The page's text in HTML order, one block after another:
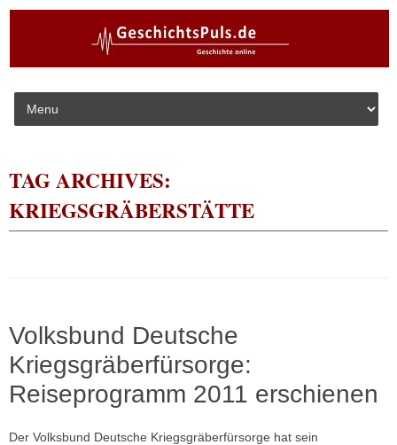
Skip to content
TAG ARCHIVES:
KRIEGSGRÄBERSTÄTTE
Volksbund Deutsche
Kriegsgräberfürsorge:
Reiseprogramm 2011 erschienen
Der Volksbund Deutsche Kriegsgräberfürsorge hat sein